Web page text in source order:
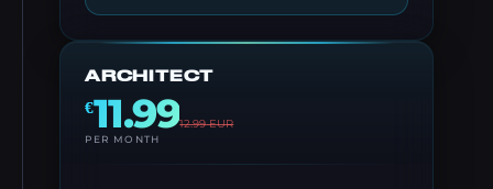
ARCHITECT
€11.9912.99EUR
PER MONTH